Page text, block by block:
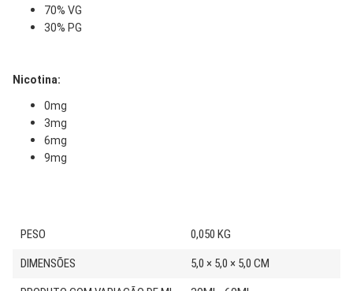
70% VG
30% PG
Nicotina:
0mg
3mg
6mg
9mg
PESO 0,050 KG
DIMENSÕES 5,0 × 5,0 × 5,0 CM